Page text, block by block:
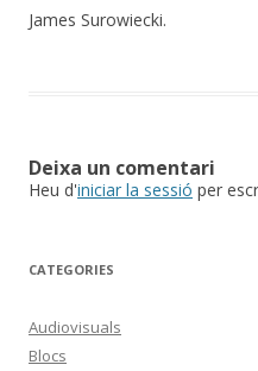
James Surowiecki.
Deixa un comentari
Heu d'iniciar la sessió per
CATEGORIES
Audiovisuals
Blocs